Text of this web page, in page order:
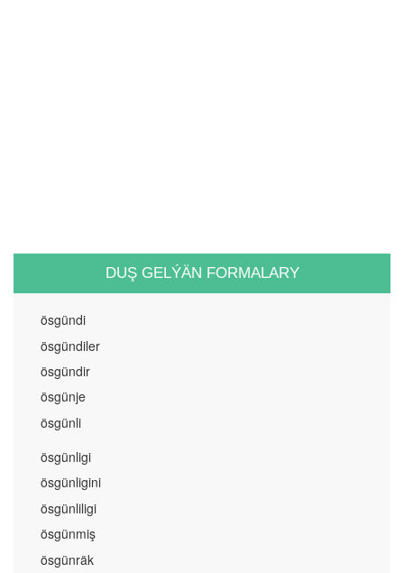
DUŞ GELÝÄN FORMALARY
ösgündi
ösgündiler
ösgündir
ösgünje
ösgünli
ösgünligi
ösgünligini
ösgünliligi
ösgünmiş
ösgünräk